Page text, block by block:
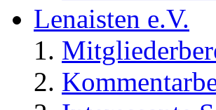
Lenaisten e.V.